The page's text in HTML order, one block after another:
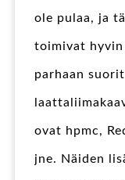
ole pulaa, ja
toimivat hyvin
parhaan
ovat hpmc,
jne. Näiden